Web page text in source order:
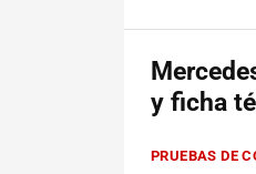
y ficha
PRUEBAS DE